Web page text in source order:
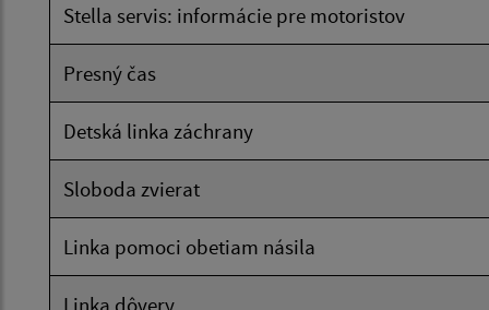
Stella servis: informácie pre motoristov
Presný čas
Detská linka záchrany
Sloboda zvierat
Linka pomoci obetiam násila
Linka dôvery